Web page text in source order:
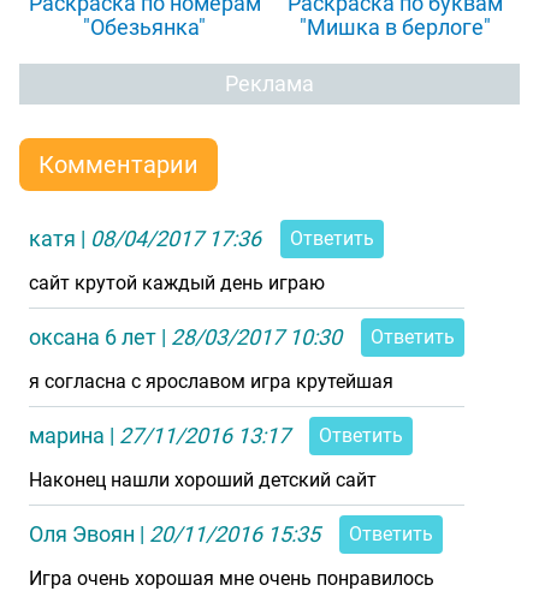
"Обезьянка"
"Мишка в берлоге"
Реклама
Комментарии
катя | 08/04/2017 17:36
Ответить
сайт крутой каждый день играю
оксана 6 лет | 28/03/2017 10:30
Ответить
я согласна с ярославом игра крутейшая
марина | 27/11/2016 13:17
Ответить
Наконец нашли хороший детский сайт
Оля Эвоян | 20/11/2016 15:35
Ответить
Игра очень хорошая мне очень понравилось